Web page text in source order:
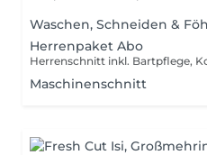
Waschen, Schneiden &
Herrenpaket Abo
Maschinenschnitt